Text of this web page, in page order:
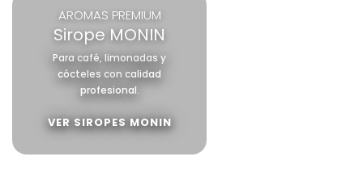
AROMAS PREMIUM
Sirope MONIN
Para café, limonadas y
cócteles con calidad
profesional.
VER SIROPES MONIN